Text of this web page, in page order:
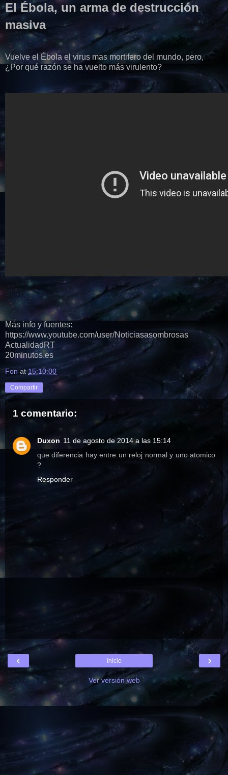
El Ébola, un arma de destrucción
masiva
Vuelve el Ébola el virus mas mortifero del mundo, pero,
¿Por qué razón se ha vuelto más virulento?
Más info y fuentes:
https://www.youtube.com/user/Noticiasasombrosas
ActualidadRT
20minutos.es
Fon at15:10:00
Compartir
1 comentario:
Duxon 11 de agosto de 2014 a las 15:14
que diferencia hay entre un reloj normal y uno atomico
?
Responder
‹ ›
Inicio
Ver versión web